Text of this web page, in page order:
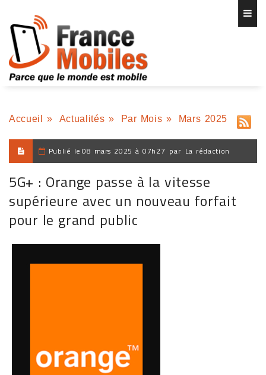
Accueil » Actualités » Par Mois » Mars 2025
Publié le 08 mars 2025 à 07h27 par La rédaction
5G+ : Orange passe à la vitesse
supérieure avec un nouveau forfait
pour le grand public